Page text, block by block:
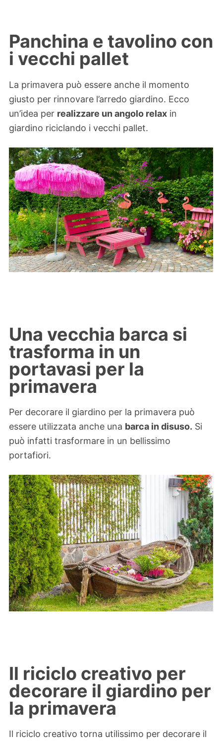
Panchina e tavolino con
i vecchi pallet
La primavera può essere anche il momento
giusto per rinnovare l’arredo giardino. Ecco
un’idea per realizzare un angolo relax in
giardino riciclando i vecchi pallet.
Una vecchia barca si
trasforma in un
portavasi per la
primavera
Per decorare il giardino per la primavera può
essere utilizzata anche una barca in disuso. Si
può infatti trasformare in un bellissimo
portafiori.
Il riciclo creativo per
decorare il giardino per
la primavera
Il riciclo creativo torna utilissimo per decorare il